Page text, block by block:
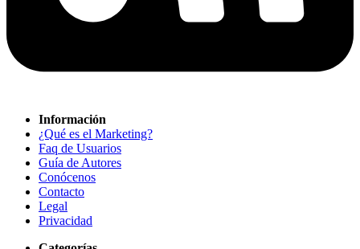
Información
¿Qué es el Marketing?
Faq de Usuarios
Guía de Autores
Conócenos
Contacto
Legal
Privacidad